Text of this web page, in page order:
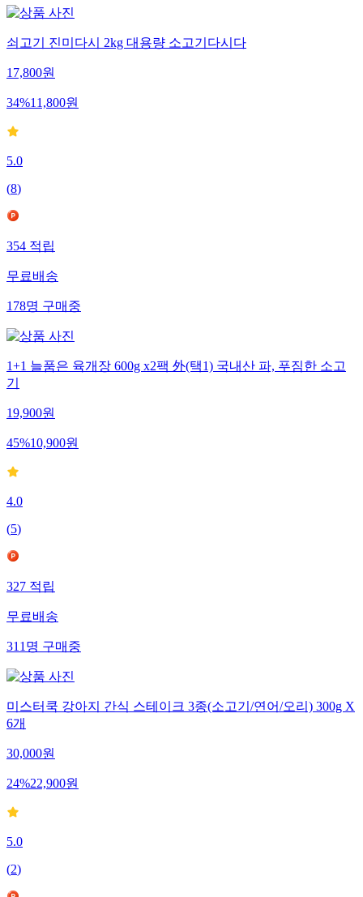
쇠고기 진미다시 2kg 대용량 소고기다시다
17,800원
34%11,800원
5.0
(8)
354적립
무료배송
178명구매중
1+1 늘품은 육개장 600g x2팩 外(택1) 국내산 파, 푸짐한 소고
기
19,900원
45%10,900원
4.0
(5)
327적립
무료배송
311명구매중
미스터쿡 강아지 간식 스테이크 3종(소고기/연어/오리) 300g X
6개
30,000원
24%22,900원
5.0
(2)